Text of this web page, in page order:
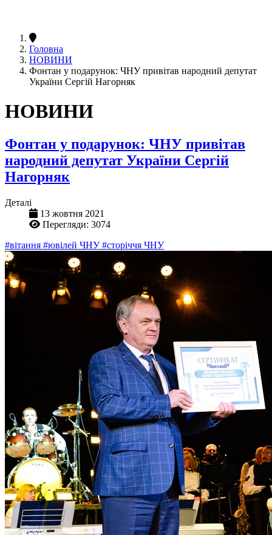
Головна
НОВИНИ
Фонтан у подарунок: ЧНУ привітав народний депутат
України Сергій Нагорняк
НОВИНИ
Фонтан у подарунок: ЧНУ привітав
народний депутат України Сергій
Нагорняк
Деталі
13 жовтня 2021
Перегляди: 3074
#вітання #ювілей ЧНУ#сторіччя ЧНУ